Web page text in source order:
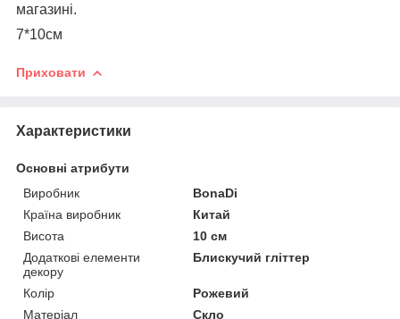
магазині.
7*10см
Приховати
Характеристики
Основні атрибути
Виробник
BonaDi
Країна виробник
Китай
Висота
10 см
Додаткові елементи
декору
Блискучий гліттер
Колір
Рожевий
Матеріал
Скло